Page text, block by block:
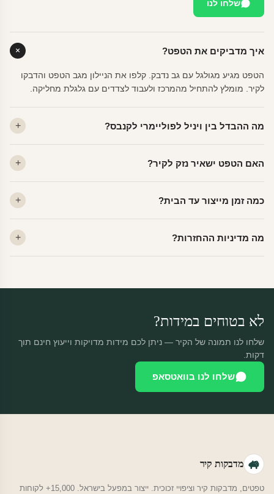
שלחו לנו
איך מדביקים את הטפט?
הטפט מגיע מגולגל עם גב נדבק. קלפו את הניילון מגב הטפט והדבקו
לקיר. מומלץ להתחיל מהמרכז ולעבוד לצדדים עם גלגלת מחליקה.
מה ההבדל בין ויניל לפוליימרי לקנבס?
פרמיום. קנבס — בד אמנותי יוקרתי, מט.
האם הטפט ישאיר נזק לקיר?
מתאים לקיר מטויח, גבס, קרמיקה וזכוכית.
כמה זמן מייצור עד הבית?
יוצאות באותו יום.
מה מדיניות ההחזרות?
לא בטוחים במידות?
שלחו לנו תמונה של הקיר — ניתן לכם מידות מדויקות וייעוץ חינם תוך
דקות.
שלחו לנו בוואטסאפ
מדבקות קיר
טפטים, מדבקות קיר וציפויי זכוכית. ייצור במפעל בישראל. 15,000+ לקוחות